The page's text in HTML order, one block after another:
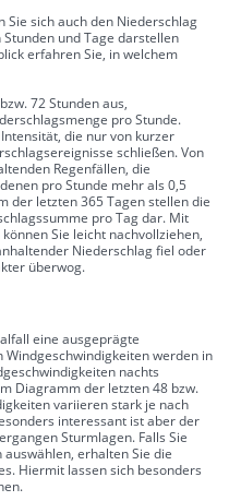
sich auch den Niederschlag
und Tage darstellen
erfahren Sie, in welchem
72 Stunden aus,
pro Stunde.
die nur von kurzer
schließen. Von
Regenfällen, die
pro Stunde mehr als 0,5
der letzten 365 Tagen stellen die
pro Tag dar. Mit
Sie leicht nachvollziehen,
Niederschlag fiel oder
überwog.
eine ausgeprägte
werden in
nachts
Diagramm der letzten 48 bzw.
variieren stark je nach
interessant ist aber der
Sturmlagen. Falls Sie
erhalten Sie die
Hiermit lassen sich besonders